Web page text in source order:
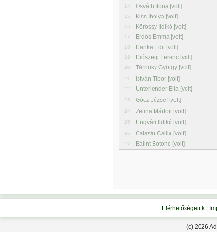
14 Osváth Ilona [volt]
15 Kiss Ibolya [volt]
16 Körössy Ildikó [volt]
17 Erdős Emma [volt]
18 Danka Edit [volt]
19 Diószegi Ferenc [volt]
20 Tárnoky György [volt]
21 István Tibor [volt]
22 Unterlender Ella [volt]
23 Gócz József [volt]
24 Zelina Márton [volt]
25 Ungvári Ildikó [volt]
26 Csiszár Csilla [volt]
27 Bálint Botond [volt]
Elérhetőségeink|
(c) 2026